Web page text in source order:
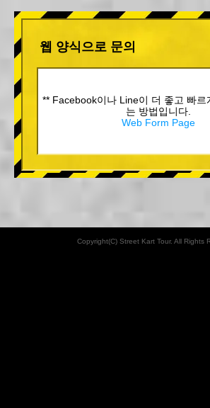
웹 양식으로 문의
** Facebook이나 Line이 더 좋고 빠르
는 방법입니다.
Web Form Page
Copyright(C) Street Kart Tour. All Rights